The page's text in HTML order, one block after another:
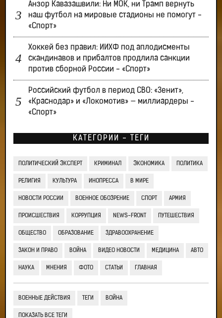
Анзор Кавазашвили: Ни МОК, ни Трамп вернуть
наш футбол на мировые стадионы не помогут -
«Спорт»
Хоккей без правил: ИИХФ под аплодисменты
скандинавов и прибалтов продлила санкции
против сборной России - «Спорт»
Российский футбол в период СВО: «Зенит»,
«Краснодар» и «Локомотив» — миллиардеры -
«Спорт»
КАТЕГОРИИ - ТЕГИ
ПОЛИТИЧЕСКИЙ ЭКСПЕРТ КРИМИНАЛ ЭКОНОМИКА ПОЛИТИКА
РЕЛИГИЯ КУЛЬТУРА ИНОПРЕССА В МИРЕ
НОВОСТИ РОССИИ ВОЕННОЕ ОБОЗРЕНИЕ СПОРТ АРМИЯ
ПРОИСШЕСТВИЯ КОРРУПЦИЯ NEWS-FRONT ПУТЕШЕСТВИЯ
ОБЩЕСТВО ОБРАЗОВАНИЕ ЗДРАВООХРАНЕНИЕ
ЗАКОН И ПРАВО ВОЙНА ВИДЕО НОВОСТИ МЕДИЦИНА АВТО
НАУКА МНЕНИЯ ФОТО СТАТЬИ ГЛАВНАЯ
ВОЕННЫЕ ДЕЙСТВИЯ ТЕГИ ВОЙНА
ПОКАЗАТЬ ВСЕ ТЕГИ